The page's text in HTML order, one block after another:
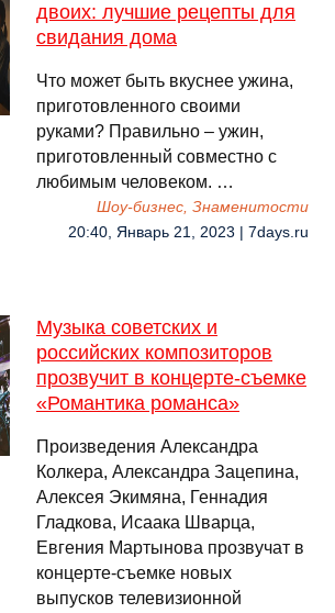
двоих: лучшие рецепты для
свидания дома
Что может быть вкуснее ужина,
приготовленного своими
руками? Правильно – ужин,
приготовленный совместно с
любимым человеком. …
Шоу-бизнес, Знаменитости
20:40, Январь 21, 2023 | 7days.ru
Музыка советских и
российских композиторов
прозвучит в концерте-съемке
«Романтика романса»
Произведения Александра
Колкера, Александра Зацепина,
Алексея Экимяна, Геннадия
Гладкова, Исаака Шварца,
Евгения Мартынова прозвучат в
концерте-съемке новых
выпусков телевизионной